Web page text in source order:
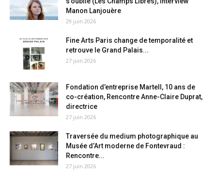
Manon Lanjouère
29 juin 2026
Fine Arts Paris change de temporalité et
retrouve le Grand Palais...
27 juin 2026
Fondation d’entreprise Martell, 10 ans de
co-création, Rencontre Anne-Claire Duprat,
directrice
27 juin 2026
Traversée du medium photographique au
Musée d’Art moderne de Fontevraud :
Rencontre...
27 juin 2026